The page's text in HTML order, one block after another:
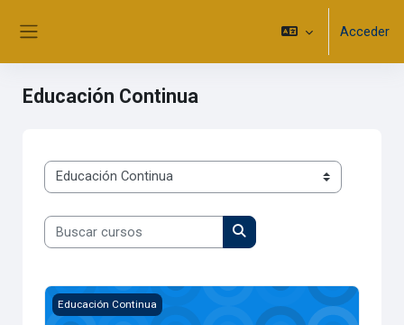
Acceder
Educación Continua
Categorías
Buscar cursos
Buscar cursos
Introducción al translingüismo
Educación Continua